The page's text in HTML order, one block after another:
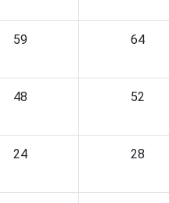
59 64
48 52
24 28